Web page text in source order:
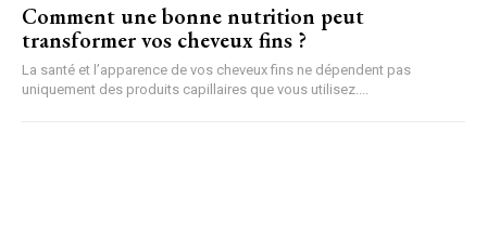
Comment une bonne nutrition peut
transformer vos cheveux fins ?
La santé et l’apparence de vos cheveux fins ne dépendent pas
uniquement des produits capillaires que vous utilisez....